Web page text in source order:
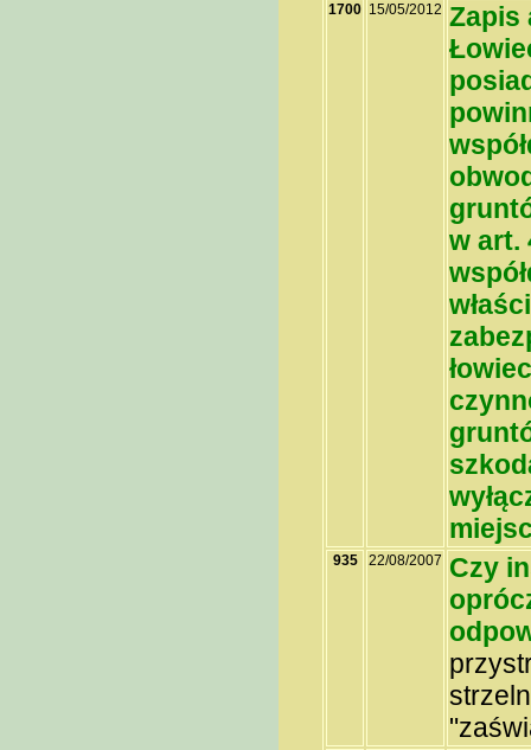
1700 15/05/2012 Zapis
w art.
935 22/08/2007 Czy